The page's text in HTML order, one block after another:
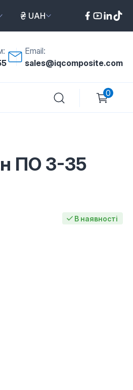
UAH
Email:
sales@iqcomposite.com
0
ПО 3-35
В наявності